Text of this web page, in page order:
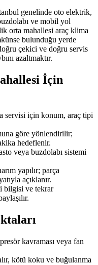
genelinde oto elektrik,
ve mobil yol
orta mahallesi araç klima
bulunduğu yerde
çekici ve doğru servis
azaltmaktır.
İçin
servisi için konum, araç tipi
göre yönlendirilir;
hedeflenir.
veya buzdolabı sistemi
yapılır; parça
açıklanır.
bilgisi ve tekrar
kavraması veya fan
kötü koku ve buğulanma